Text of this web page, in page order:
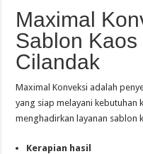
Maximal
Sablon
Cilandak
Maximal Konveksi adalah
yang siap melayani kebutuhan
menghadirkan layanan sablon
Kerapian hasil